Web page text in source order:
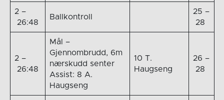
2 –
26:48
Ballkontroll
25 –
28
2 –
26:48
Mål –
Gjennombrudd, 6m
nærskudd senter
Assist: 8 A.
Haugseng
10 T.
Haugseng
26 –
28